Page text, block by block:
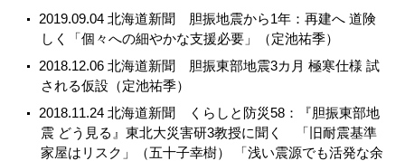
2019.09.04 北海道新聞 胆振地震から1年：再建へ 道険
しく「個々への細やかな支援必要」（定池祐季）
2018.12.06 北海道新聞 胆振東部地震3カ月 極寒仕様 試
される仮設（定池祐季）
2018.11.24 北海道新聞 くらしと防災58：『胆振東部地
震 どう見る』東北大災害研3教授に聞く 「旧耐震基準
家屋はリスク」（五十子幸樹） 「浅い震源でも活発な余